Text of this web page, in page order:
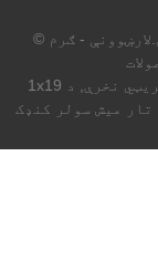
لارښوونې - ګرم
نخرې
د
تار میش سولر کنډک